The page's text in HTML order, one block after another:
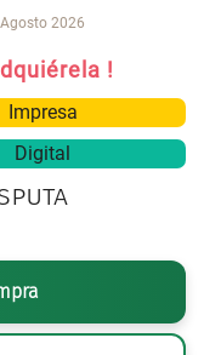
Agosto 2026
!
Impresa
Digital